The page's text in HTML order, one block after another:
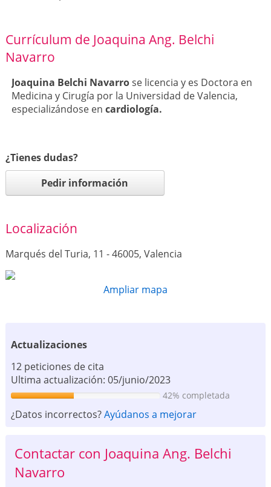
Currículum de Joaquina Ang. Belchi
Navarro
Joaquina Belchi Navarrose licencia y es Doctora en
Medicina y Cirugía por la Universidad de Valencia,
especializándose en cardiología.
¿Tienes dudas?
Pedir información
Localización
Marqués del Turia, 11 - 46005, Valencia
Ampliar mapa
Actualizaciones
12 peticiones de cita
Ultima actualización: 05/junio/2023
42% completada
¿Datos incorrectos?Ayúdanos a mejorar
Contactar con Joaquina Ang. Belchi
Navarro